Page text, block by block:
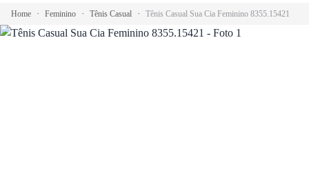
Home Feminino Tênis Casual Tênis Casual Sua Cia Feminino 8355.15421